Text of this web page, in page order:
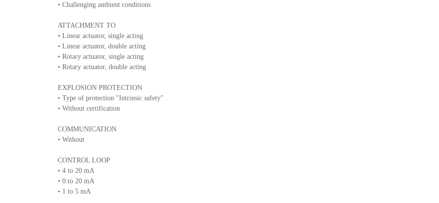
• Challenging ambient conditions
ATTACHMENT TO
• Linear actuator, single acting
• Linear actuator, double acting
• Rotary actuator, single acting
• Rotary actuator, double acting
EXPLOSION PROTECTION
• Type of protection "Intrinsic safety"
• Without certification
COMMUNICATION
• Without
CONTROL LOOP
• 4 to 20 mA
• 0 to 20 mA
• 1 to 5 mA